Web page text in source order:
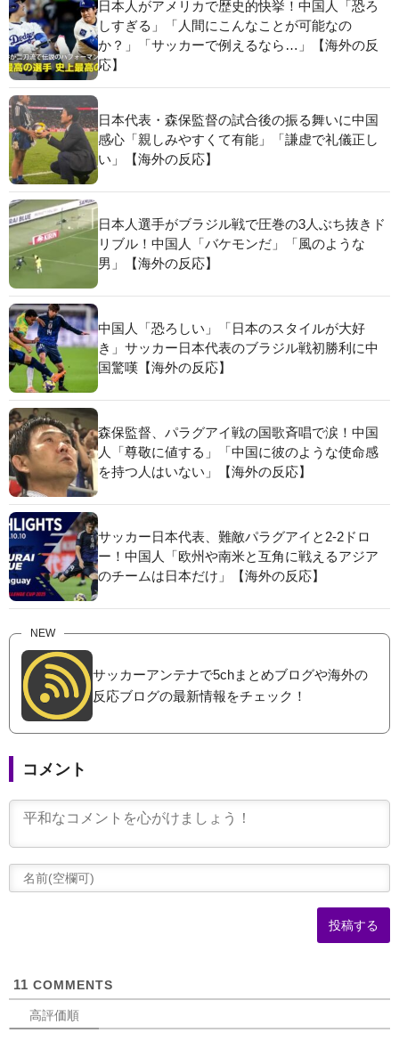
日本人がアメリカで歴史的快挙！中国人「恐ろ
しすぎる」「人間にこんなことが可能なの
か？」「サッカーで例えるなら…」【海外の反
応】
日本代表・森保監督の試合後の振る舞いに中国
感心「親しみやすくて有能」「謙虚で礼儀正し
い」【海外の反応】
日本人選手がブラジル戦で圧巻の3人ぶち抜きド
リブル！中国人「バケモンだ」「風のような
男」【海外の反応】
中国人「恐ろしい」「日本のスタイルが大好
き」サッカー日本代表のブラジル戦初勝利に中
国驚嘆【海外の反応】
森保監督、パラグアイ戦の国歌斉唱で涙！中国
人「尊敬に値する」「中国に彼のような使命感
を持つ人はいない」【海外の反応】
サッカー日本代表、難敵パラグアイと2-2ドロ
ー！中国人「欧州や南米と互角に戦えるアジア
のチームは日本だけ」【海外の反応】
NEW
サッカーアンテナで5chまとめブログや海外の
反応ブログの最新情報をチェック！
コメント
11 COMMENTS
高評価順